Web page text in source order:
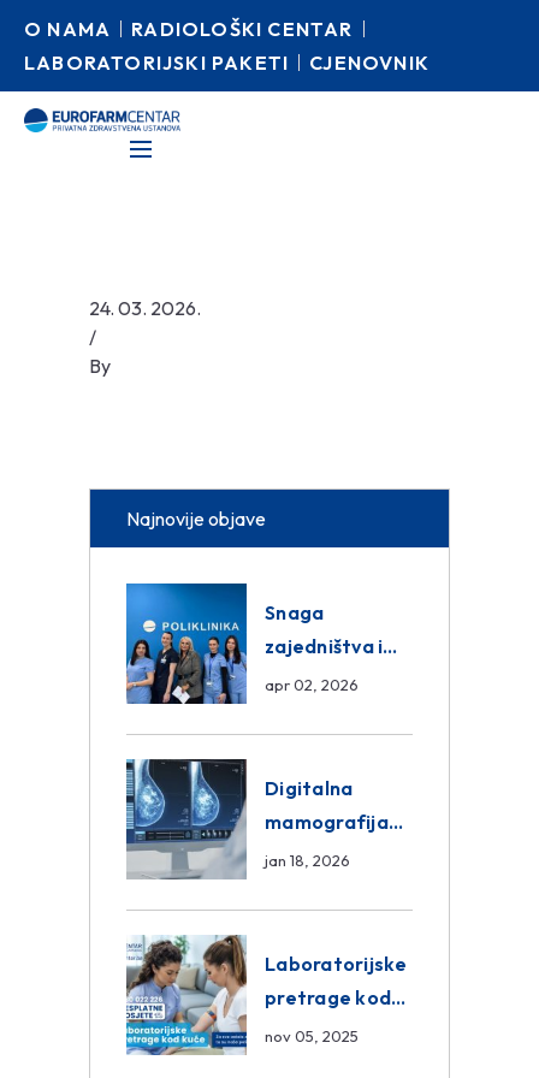
O NAMA
RADIOLOŠKI CENTAR
LABORATORIJSKI PAKETI
CJENOVNIK
24. 03. 2026.
/
By
Najnovije objave
Snaga
zajedništva i
razmjena
Group
apr 02, 2026
Digitalna
mamografija
Sarajevo –
Centar
Poliklinika
jan 18, 2026
Laboratorijske
pretrage kod
kuće – novo u
nov 05, 2025